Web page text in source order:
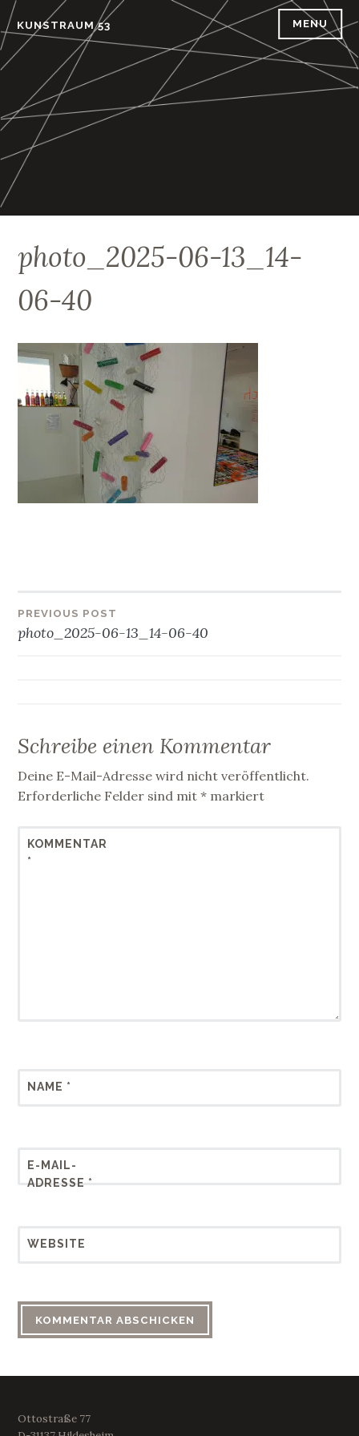
Skip
to
content
KUNSTRAUM 53 MENU
photo_2025-06-13_14-
06-40
Beitragsnavigation
PREVIOUS POST
photo_2025-06-13_14-06-40
Schreibe einen Kommentar
Deine E-Mail-Adresse wird nicht veröffentlicht.
Erforderliche Felder sind mit* markiert
KOMMENTAR
*
NAME *
E-MAIL-
ADRESSE *
WEBSITE
Ottostraße 77